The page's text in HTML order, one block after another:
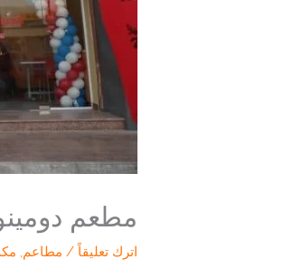
مطعم
اترك تعليقاً / مطاعم,